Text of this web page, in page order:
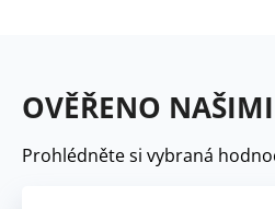
OVĚŘENO
Prohlédněte si vybraná